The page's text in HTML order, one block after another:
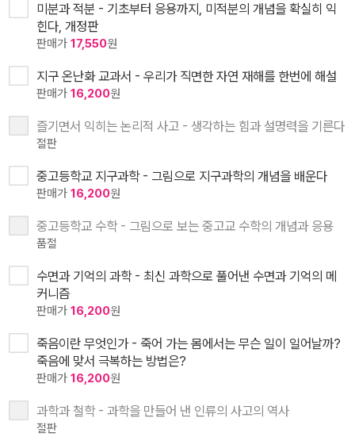
미분과 적분 - 기초부터 응용까지, 미적분의 개념을 확실히 익
힌다, 개정판
판매가 17,550원
지구 온난화 교과서 - 우리가 직면한 자연 재해를 한번에 해설
판매가 16,200원
즐기면서 익히는 논리적 사고 - 생각하는 힘과 설명력을 기른다
절판
중고등학교 지구과학 - 그림으로 지구과학의 개념을 배운다
판매가 16,200원
중고등학교 수학 - 그림으로 보는 중고교 수학의 개념과 응용
품절
수면과 기억의 과학 - 최신 과학으로 풀어낸 수면과 기억의 메
커니즘
판매가 16,200원
죽음이란 무엇인가 - 죽어 가는 몸에서는 무슨 일이 일어날까?
죽음에 맞서 극복하는 방법은?
판매가 16,200원
과학과 철학 - 과학을 만들어 낸 인류의 사고의 역사
절판